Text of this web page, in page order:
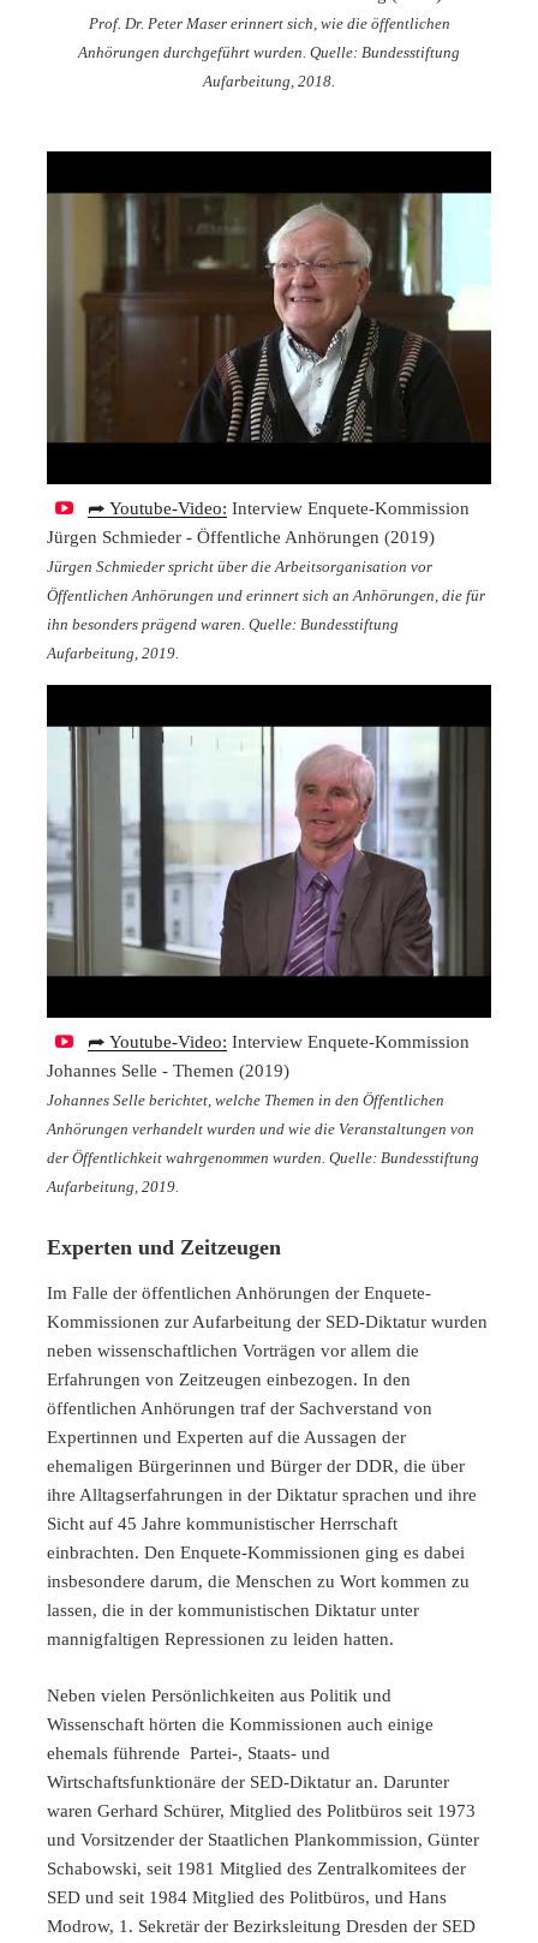
Prof. Dr. Peter Maser erinnert sich, wie die öffentlichen
Anhörungen durchgeführt wurden. Quelle: Bundesstiftung
Aufarbeitung, 2018.
⮫ Youtube-Video: Interview Enquete-Kommission
Jürgen Schmieder - Öffentliche Anhörungen (2019)
Jürgen Schmieder spricht über die Arbeitsorganisation vor
Öffentlichen Anhörungen und erinnert sich an Anhörungen, die für
ihn besonders prägend waren. Quelle: Bundesstiftung
Aufarbeitung, 2019.
⮫ Youtube-Video: Interview Enquete-Kommission
Johannes Selle - Themen (2019)
Johannes Selle berichtet, welche Themen in den Öffentlichen
Anhörungen verhandelt wurden und wie die Veranstaltungen von
der Öffentlichkeit wahrgenommen wurden. Quelle: Bundesstiftung
Aufarbeitung, 2019.
Experten und Zeitzeugen
Im Falle der öffentlichen Anhörungen der Enquete-
Kommissionen zur Aufarbeitung der SED-Diktatur wurden
neben wissenschaftlichen Vorträgen vor allem die
Erfahrungen von Zeitzeugen einbezogen. In den
öffentlichen Anhörungen traf der Sachverstand von
Expertinnen und Experten auf die Aussagen der
ehemaligen Bürgerinnen und Bürger der DDR, die über
ihre Alltagserfahrungen in der Diktatur sprachen und ihre
Sicht auf 45 Jahre kommunistischer Herrschaft
einbrachten. Den Enquete-Kommissionen ging es dabei
insbesondere darum, die Menschen zu Wort kommen zu
lassen, die in der kommunistischen Diktatur unter
mannigfaltigen Repressionen zu leiden hatten.
Neben vielen Persönlichkeiten aus Politik und
Wissenschaft hörten die Kommissionen auch einige
ehemals führende Partei-, Staats- und
Wirtschaftsfunktionäre der SED-Diktatur an. Darunter
waren Gerhard Schürer, Mitglied des Politbüros seit 1973
und Vorsitzender der Staatlichen Plankommission, Günter
Schabowski, seit 1981 Mitglied des Zentralkomitees der
SED und seit 1984 Mitglied des Politbüros, und Hans
Modrow, 1. Sekretär der Bezirksleitung Dresden der SED